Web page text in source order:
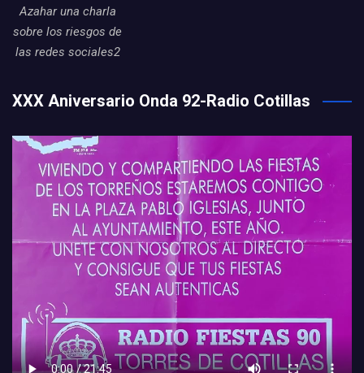
Azahar una charla
sobre los riesgos de
las redes sociales2
XXX Aniversario Onda 92-Radio Cotillas